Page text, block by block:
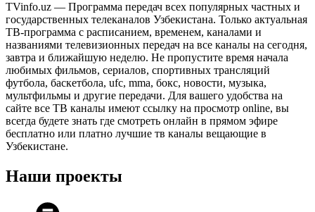
TVinfo.uz — Программа передач всех популярных частных и
государственных телеканалов Узбекистана. Только актуальная
ТВ-программа с расписанием, временем, каналами и
названиями телевизионных передач на все каналы на сегодня,
завтра и ближайшую неделю. Не пропустите время начала
любимых фильмов, сериалов, спортивных трансляций
футбола, баскетбола, ufc, mma, бокс, новости, музыка,
мультфильмы и другие передачи. Для вашего удобства на
сайте все ТВ каналы имеют ссылку на просмотр online, вы
всегда будете знать где смотреть онлайн в прямом эфире
бесплатно или платно лучшие тв каналы вещающие в
Узбекистане.
Наши проекты